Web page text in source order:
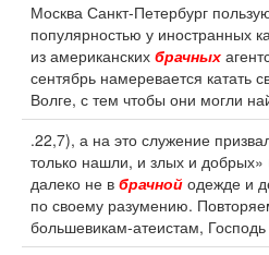
Москва Санкт-Петербург
популярностью у иностранных
из американских брачных
сентябрь намеревается катать
Волге, с тем чтобы они могли
.22,7), а на это служение
только нашли, и злых и
далеко не в брачной одежде и
по своему разумению.
большевикам-атеистам, Господь